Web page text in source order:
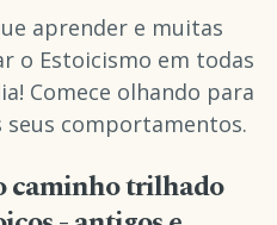
aprender e muitas
o Estoicismo em todas
Comece olhando para
comportamentos.
caminho trilhado